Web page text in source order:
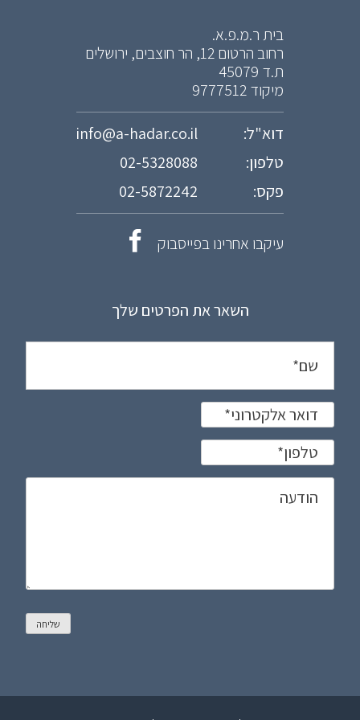
בית ר.מ.פ.א.
רחוב הרטום 12, הר חוצבים, ירושלים
ת.ד 45079
מיקוד 9777512
דוא"ל:
info@a-hadar.co.il
טלפון:
02-5328088
פקס:
02-5872242
עיקבו אחרינו בפייסבוק
השאר את הפרטים שלך
שם*
דואר אלקטרוני*
טלפון*
הודעה
שליחה